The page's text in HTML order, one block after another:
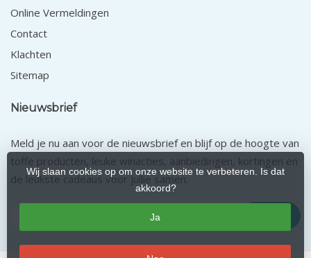
Wij slaan cookies op om onze website te verbeteren. Is dat
akkoord?
Ja
Online Vermeldingen
Contact
Klachten
Sitemap
Nieuwsbrief
Meld je nu aan voor de nieuwsbrief en blijf op de hoogte van
toffe producten, leuke winacties, aanbiedingen, kortingen en
de leukste cadeaus voor jullie samen.
Abonneer